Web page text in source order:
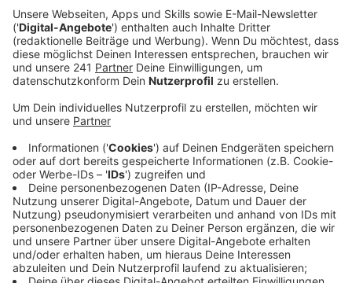
endgültig zu verbannen.
Veröffentlicht:Donnerstag, 02.11.2023 11:14
"Schulstraßen" für Verkehrssicherheit
Anzeige
Denn das Konzept dahinter sieht so aus: In den
„Schulstraßen“ wird vor Schulbeginn für einen kurzen
Zeitraum die Straße für Autos gesperrt – das kann je